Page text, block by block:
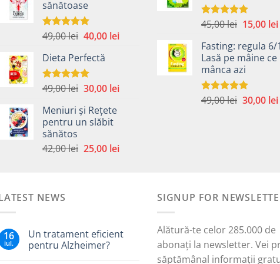
lei.
fost:
59,00 lei.
sănătoase
Evaluat la
49,00lei Prețul
a
fost:
49,00 lei.
40,00 leiPrețul
Dieta Perfectă
Evaluat la
49,00lei Prețul
a
fost:
30,00 leiPrețul
Meniuri și Rețete
pentru un slăbit
sănătos
42,00lei Prețul
25,00 leiPrețul
59,00 lei.
Evaluat la
45,00lei Prețul
a
fost:
45,00 lei.
15,00 lei
Fasting: regula 6/
Lasă pe mâine
mânca azi
Evaluat la
49,00lei Prețul
30,00 lei
NEWS
16
iul.
Un tratament eficient
pentru Alzheimer?
SIGNUP FOR
Alătură-te celor 285.000 de
abonați la newsletter. Vei
săptămânal informații